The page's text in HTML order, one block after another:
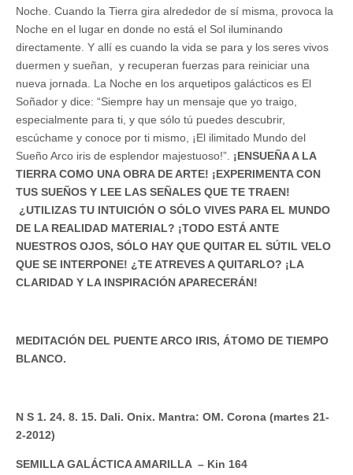
Noche. Cuando la Tierra gira alrededor de sí misma, provoca la
Noche en el lugar en donde no está el Sol iluminando
directamente. Y allí es cuando la vida se para y los seres vivos
duermen y sueñan, y recuperan fuerzas para reiniciar una
nueva jornada. La Noche en los arquetipos galácticos es El
Soñador y dice: “Siempre hay un mensaje que yo traigo,
especialmente para ti, y que sólo tú puedes descubrir,
escúchame y conoce por ti mismo, ¡El ilimitado Mundo del
Sueño Arco iris de esplendor majestuoso!”. ¡ENSUEÑA A LA
TIERRA COMO UNA OBRA DE ARTE! ¡EXPERIMENTA CON
TUS SUEÑOS Y LEE LAS SEÑALES QUE TE TRAEN!
¿UTILIZAS TU INTUICIÓN O SÓLO VIVES PARA EL MUNDO
DE LA REALIDAD MATERIAL? ¡TODO ESTÁ ANTE
NUESTROS OJOS, SÓLO HAY QUE QUITAR EL SÚTIL VELO
QUE SE INTERPONE! ¿TE ATREVES A QUITARLO? ¡LA
CLARIDAD Y LA INSPIRACIÓN APARECERÁN!
MEDITACIÓN DEL PUENTE ARCO IRIS, ÁTOMO DE TIEMPO
BLANCO.
N S 1. 24. 8. 15. Dali. Onix. Mantra: OM. Corona (martes 21-
2-2012)
SEMILLA GALÁCTICA AMARILLA – Kin 164